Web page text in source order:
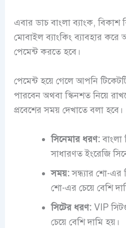
এবার ডাচ বাংলা ব্যাংক, বিকাশ
মোবাইল ব্যাংকিং ব্যাবহার
পেমেন্ট করতে হবে।
পেমেন্ট হয়ে গেলে আপনি
পারবেন অথবা স্কিনশত নিয়ে
প্রবেশের সময় দেখাতে বলা হবে।
সিনেমার ধরণ:বাংলা
সাধারণত ইংরেজি
সময়:সন্ধ্যার শো-এর
শো-এর চেয়ে বেশি
সিটের ধরণ:VIP
চেয়ে বেশি দামি হয়।